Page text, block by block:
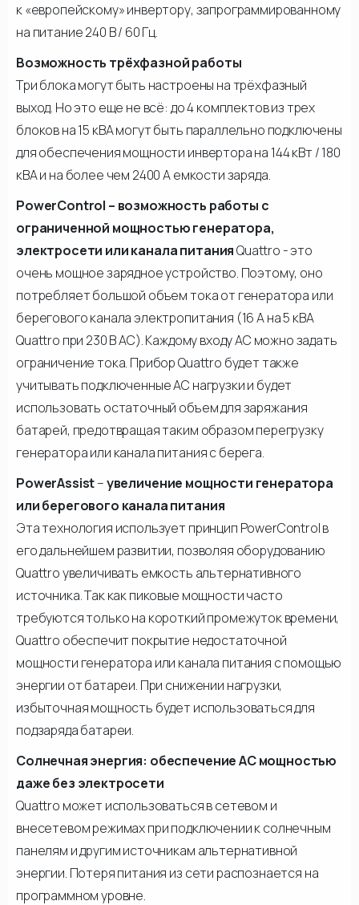
к «европейскому» инвертору, запрограммированному
на питание 240 В / 60 Гц.
Возможность трёхфазной работы
Три блока могут быть настроены на трёхфазный
выход. Но это еще не всё: до 4 комплектов из трех
блоков на 15 кВА могут быть параллельно подключены
для обеспечения мощности инвертора на 144 кВт / 180
кВА и на более чем 2400 А емкости заряда.
PowerControl – возможность работы с
ограниченной мощностью генератора,
электросети или канала питанияQuattro - это
очень мощное зарядное устройство. Поэтому, оно
потребляет большой объем тока от генератора или
берегового канала электропитания (16 А на 5 кВА
Quattro при 230 В AC). Каждому входу АС можно задать
ограничение тока. Прибор Quattro будет также
учитывать подключенные АС нагрузки и будет
использовать остаточный объем для заряжания
батарей, предотвращая таким образом перегрузку
генератора или канала питания с берега.
PowerAssist–увеличение мощности генератора
или берегового канала питания
Эта технология использует принцип PowerControl в
его дальнейшем развитии, позволяя оборудованию
Quattro увеличивать емкость альтернативного
источника. Так как пиковые мощности часто
требуются только на короткий промежуток времени,
Quattro обеспечит покрытие недостаточной
мощности генератора или канала питания с помощью
энергии от батареи. При снижении нагрузки,
избыточная мощность будет использоваться для
подзаряда батареи.
Солнечная энергия: обеспечение АС мощностью
даже без электросети
Quattro может использоваться в сетевом и
внесетевом режимах при подключении к солнечным
панелям и другим источникам альтернативной
энергии. Потеря питания из сети распознается на
программном уровне.